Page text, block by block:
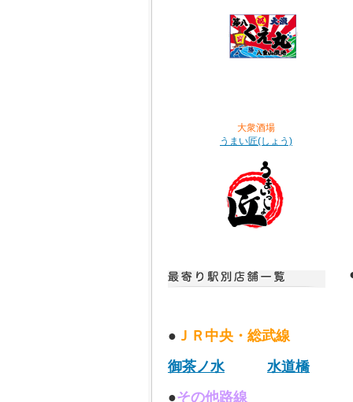
大衆酒場
うまい匠(しょう)
● ＪＲ中央・総武線
御茶ノ水
水道橋
●その他路線